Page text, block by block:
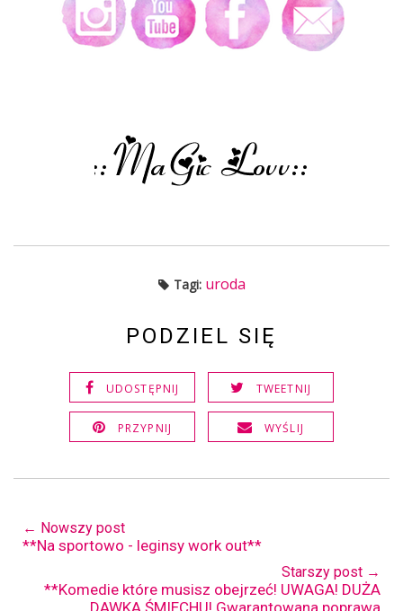
Tagi: uroda
PODZIEL SIĘ
UDOSTĘPNIJ TWEETNIJ
PRZYPNIJ WYŚLIJ
← Nowszy post
**Na sportowo - leginsy work out**
Starszy post →
**Komedie które musisz obejrzeć! UWAGA! DUŻA
DAWKA ŚMIECHU! Gwarantowana poprawa